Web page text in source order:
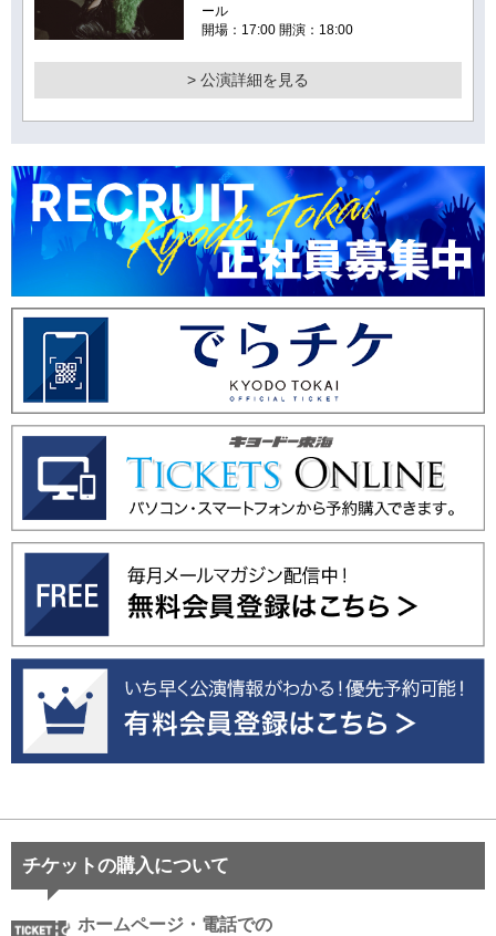
ール
開場：17:00 開演：18:00
> 公演詳細を見る
チケットの購入について
ホームページ・電話での